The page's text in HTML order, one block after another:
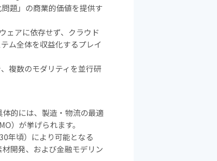
題」の商業的価値を提供す
ェアに依存せず、クラウド
ム全体を収益化するプレイ
複数のモダリティを並行研
的には、製造・物流の最適
）が挙げられます。
年頃）により可能となる
開発、および金融モデリン